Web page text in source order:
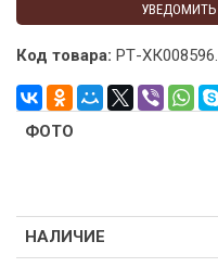
УВЕДОМИТЬ
Код товара: РТ-ХК008596.